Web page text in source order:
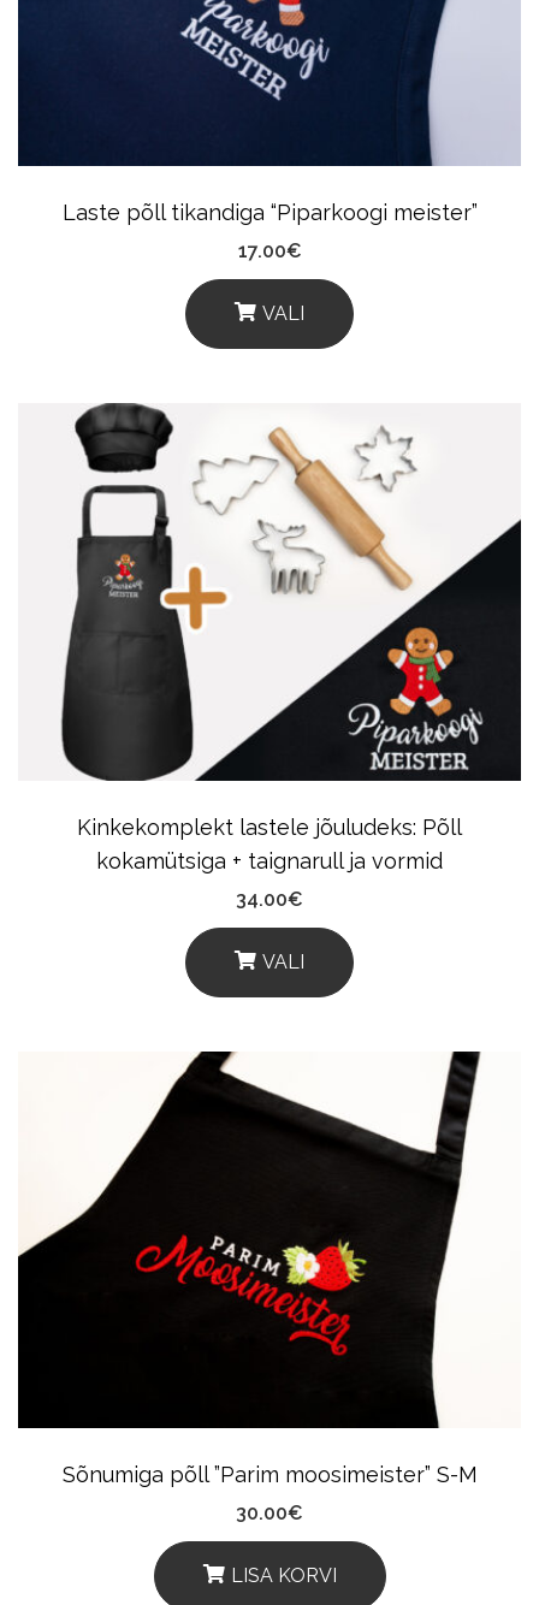
Laste põll tikandiga “Piparkoogi meister”
17.00€
VALI
This
Has
Multiple
Variants.
The
Options
Chosen
Product
Page
Kinkekomplekt lastele jõuludeks: Põll
kokamütsiga + taignarull ja vormid
34.00€
VALI
This
Multiple
May
Be
Chosen
Product
Sõnumiga põll ”Parim moosimeister” S-M
30.00€
LISA KORVI